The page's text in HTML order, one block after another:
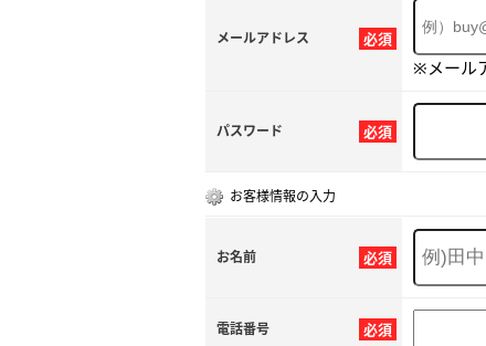
必須
メールアドレス
※メール
必須
パスワード
お客様情報の入力
必須
お名前
必須
電話番号